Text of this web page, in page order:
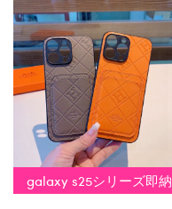
galaxy s25シリーズ即納